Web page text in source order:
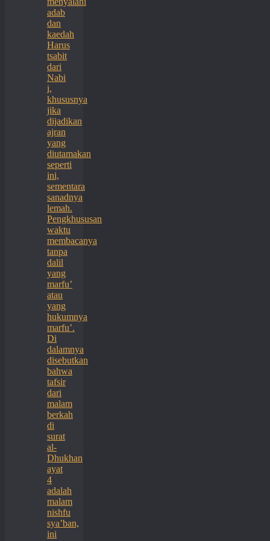
adab
dan
kaedah
Harus
tsabit
dari
Nabi
i,
khususnya
jika
dijadikan
ajran
yang
diutamakan
seperti
ini,
sementara
sanadnya
lemah.
Pengkhususan
waktu
membacanya
tanpa
dalil
yang
marfu’
atau
yang
hukumnya
marfu’.
Di
dalamnya
disebutkan
bahwa
tafsir
dari
malam
berkah
di
surat
al-
Dhukhan
ayat
4
adalah
malam
nishfu
sya’ban,
ini